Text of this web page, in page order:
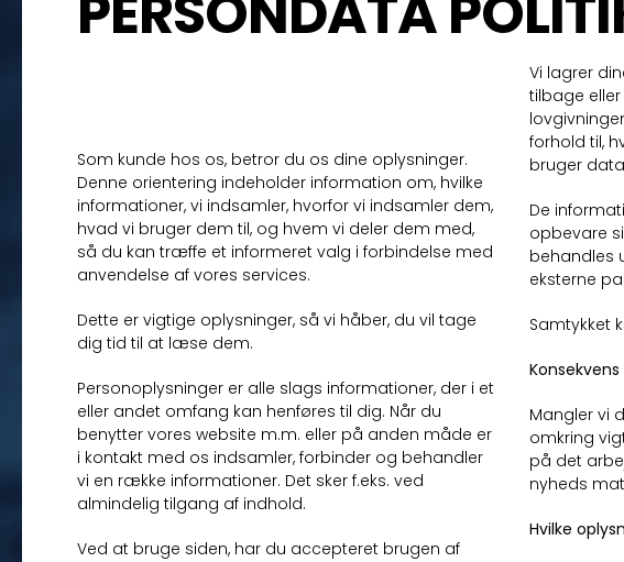
Som kunde hos os, betror du os dine oplysninger.
Denne orientering indeholder information om, hvilke
informationer, vi indsamler, hvorfor vi indsamler dem,
hvad vi bruger dem til, og hvem vi deler dem med,
så du kan træffe et informeret valg i forbindelse med
anvendelse af vores services.
Dette er vigtige oplysninger, så vi håber, du vil tage
dig tid til at læse dem.
Personoplysninger er alle slags informationer, der i et
eller andet omfang kan henføres til dig. Når du
benytter vores website m.m. eller på anden måde er
i kontakt med os indsamler, forbinder og behandler
vi en række informationer. Det sker f.eks. ved
almindelig tilgang af indhold.
Ved at bruge siden, har du accepteret brugen af
Vi lagrer
tilbage
forhold til,
bruger
De
opbevare
behandles
eksterne
Samtykket
Mangler vi
omkring
på det
nyheds
Hvilke